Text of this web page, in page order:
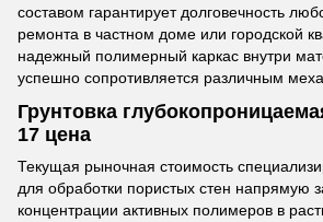
составом гарантирует долговечность
ремонта в частном доме или городской
надежный полимерный каркас внутри
успешно сопротивляется различным
Грунтовка
17 цена
Текущая рыночная стоимость
для обработки пористых стен напрямую
концентрации активных полимеров в